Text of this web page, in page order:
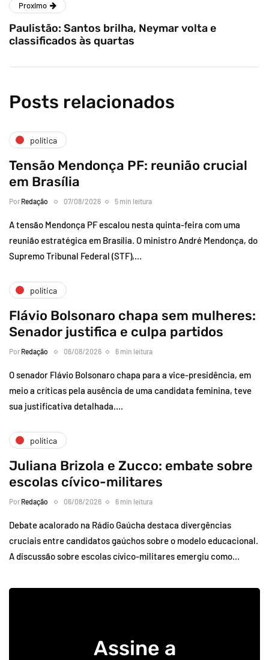
Proximo
Paulistão: Santos brilha, Neymar volta e
classificados às quartas
Posts relacionados
política
Tensão Mendonça PF: reunião crucial
em Brasília
Por Redação 07/08/2026 5 min leitura
A tensão Mendonça PF escalou nesta quinta-feira com uma
reunião estratégica em Brasília. O ministro André Mendonça, do
Supremo Tribunal Federal (STF),…
política
Flávio Bolsonaro chapa sem mulheres:
Senador justifica e culpa partidos
Por Redação 06/08/2026 6 min leitura
O senador Flávio Bolsonaro chapa para a vice-presidência, em
meio a críticas pela ausência de uma candidata feminina, teve
sua justificativa detalhada….
política
Juliana Brizola e Zucco: embate sobre
escolas cívico-militares
Por Redação 06/08/2026 6 min leitura
Debate acalorado na Rádio Gaúcha destaca divergências
cruciais entre candidatos gaúchos sobre o modelo educacional.
A discussão sobre escolas cívico-militares emergiu como…
Assine a